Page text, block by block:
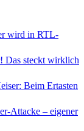
wird in RTL-
Das steckt wirklich
Beim Ertasten
Attacke – eigener